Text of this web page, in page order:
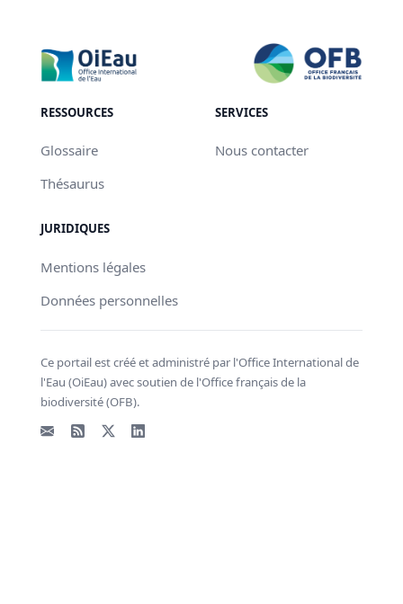
RESSOURCES
Glossaire
Thésaurus
SERVICES
Nous contacter
JURIDIQUES
Mentions légales
Données personnelles
Ce portail est créé et administré par l'Office International de
l'Eau (OiEau) avec soutien de l'Office français de la
biodiversité (OFB).